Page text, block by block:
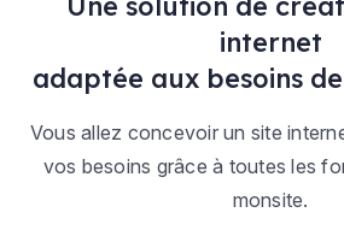
internet
adaptée aux besoins
Vous allez concevoir un site
vos besoins grâce à toutes les
monsite.